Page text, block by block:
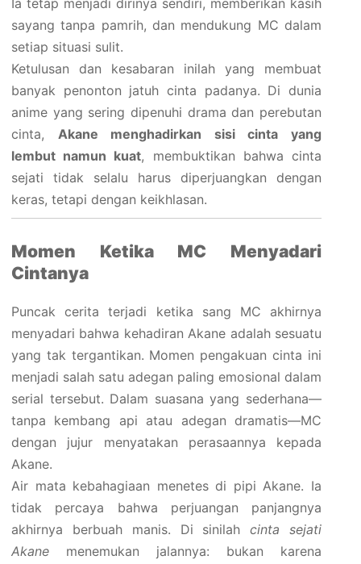
Ia tetap menjadi dirinya sendiri, memberikan kasih
sayang tanpa pamrih, dan mendukung MC dalam
setiap situasi sulit.
Ketulusan dan kesabaran inilah yang membuat
banyak penonton jatuh cinta padanya. Di dunia
anime yang sering dipenuhi drama dan perebutan
cinta, Akane menghadirkan sisi cinta yang
lembut namun kuat, membuktikan bahwa cinta
sejati tidak selalu harus diperjuangkan dengan
keras, tetapi dengan keikhlasan.
Momen Ketika MC Menyadari
Cintanya
Puncak cerita terjadi ketika sang MC akhirnya
menyadari bahwa kehadiran Akane adalah sesuatu
yang tak tergantikan. Momen pengakuan cinta ini
menjadi salah satu adegan paling emosional dalam
serial tersebut. Dalam suasana yang sederhana—
tanpa kembang api atau adegan dramatis—MC
dengan jujur menyatakan perasaannya kepada
Akane.
Air mata kebahagiaan menetes di pipi Akane. Ia
tidak percaya bahwa perjuangan panjangnya
akhirnya berbuah manis. Di sinilahcinta sejati
Akane menemukan jalannya: bukan karena